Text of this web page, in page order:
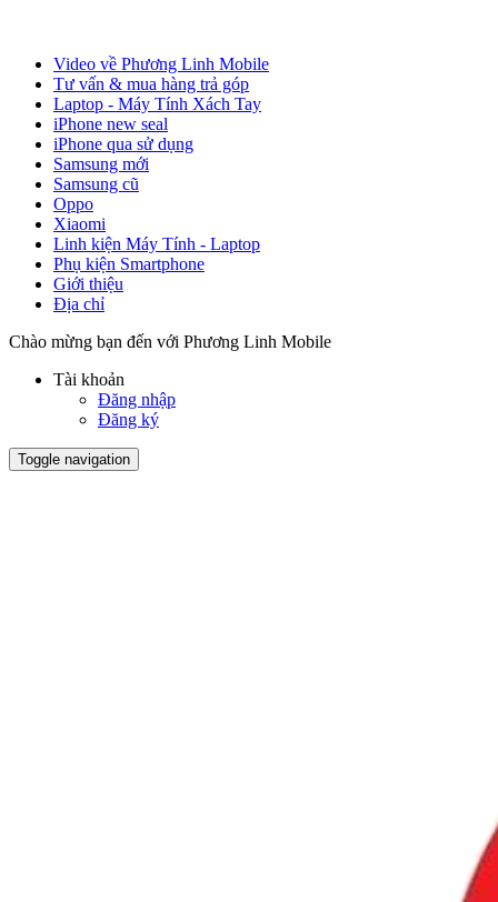
Video về Phương Linh Mobile
Tư vấn & mua hàng trả góp
Laptop - Máy Tính Xách Tay
iPhone new seal
iPhone qua sử dụng
Samsung mới
Samsung cũ
Oppo
Xiaomi
Linh kiện Máy Tính - Laptop
Phụ kiện Smartphone
Giới thiệu
Địa chỉ
Chào mừng bạn đến với Phương Linh Mobile
Tài khoản
Đăng nhập
Đăng ký
Toggle navigation